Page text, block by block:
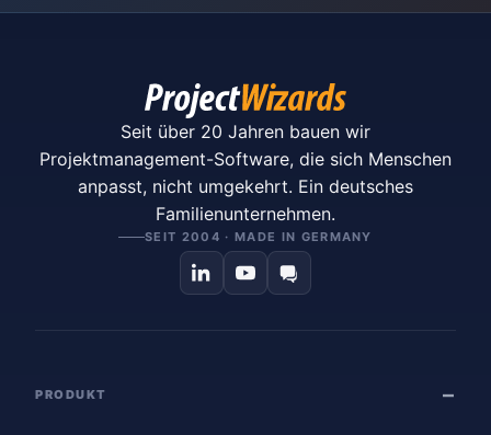
Seit über 20 Jahren bauen wir
Projektmanagement-Software, die sich Menschen
anpasst, nicht umgekehrt. Ein deutsches
Familienunternehmen.
SEIT 2004 · MADE IN GERMANY
PRODUKT